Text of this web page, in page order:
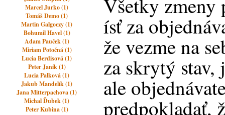
Marcel Jurko (1)
Tomáš Demo (1)
Martin Galgoczy (1)
Bohumil Havel (1)
Adam Pauček (1)
Miriam Potočná (1)
Lucia Berdisová (1)
Peter Janík (1)
Lucia Palková (1)
Jakub Mandelík (1)
Jana Mitterpachova (1)
Michal Ďubek (1)
Peter Kubina (1)
Všetky
ísť za
že vezme na
za skrytý stav,
ale
predpokladať,